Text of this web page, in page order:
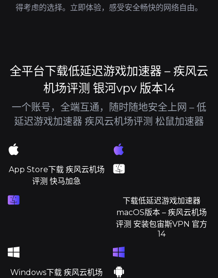
得考虑的选择。立即体验，感受安全畅快的网络自由。
全平台下载低延迟游戏加速器 – 疾风云
机场评测 银河vpv 版本14
一个账号，全端互通，随时随地安全上网 – 低
延迟游戏加速器 疾风云机场评测 松鼠加速器
App Store下载 疾风云机场
评测 快马加急
下载低延迟游戏加速器
macOS版本 – 疾风云机场
评测 安装包宙斯VPN 官方
14
Windows下载 疾风云机场